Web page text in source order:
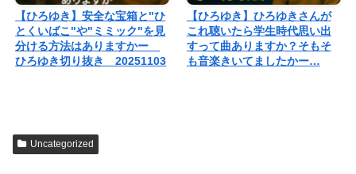
【ひろゆき】安全な宝箱と"ひ
とくいばこ"や"ミミック"を見
分ける方法はありますかー
ひろゆき切り抜き 20251103
【ひろゆき】ひろゆきさんが
これ聴いたら学生時代思い出
すって曲ありますか？そもそ
も音楽きいてましたかー…
Uncategorized